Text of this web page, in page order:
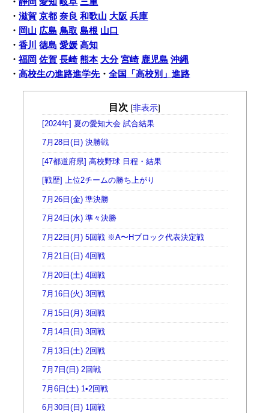
・滋賀 京都 奈良 和歌山 大阪 兵庫
・ 岡山 広島 鳥取 島根 山口
・香川 徳島 愛媛 高知
・福岡 佐賀 長崎 熊本 大分 宮崎 鹿児島 沖縄
・高校生の進路進学先・全国「高校別」進路
目次 [非表示]
[2024年] 夏の愛知大会 試合結果
7月28日(日) 決勝戦
[47都道府県] 高校野球 日程・結果
[戦歴] 上位2チームの勝ち上がり
7月26日(金) 準決勝
7月24日(水) 準々決勝
7月22日(月) 5回戦 ※A〜Hブロック代表決定戦
7月21日(日) 4回戦
7月20日(土) 4回戦
7月16日(火) 3回戦
7月15日(月) 3回戦
7月14日(日) 3回戦
7月13日(土) 2回戦
7月7日(日) 2回戦
7月6日(土) 1•2回戦
6月30日(日) 1回戦